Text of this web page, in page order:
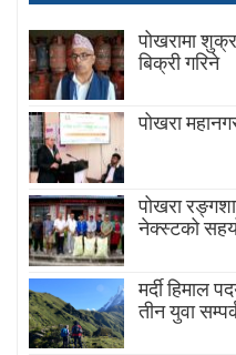
पोखरामा
बिक्री गरिने
पोखरा
पोखरा
नेक्स्टको
मर्दी हिमाल
तीन युवा